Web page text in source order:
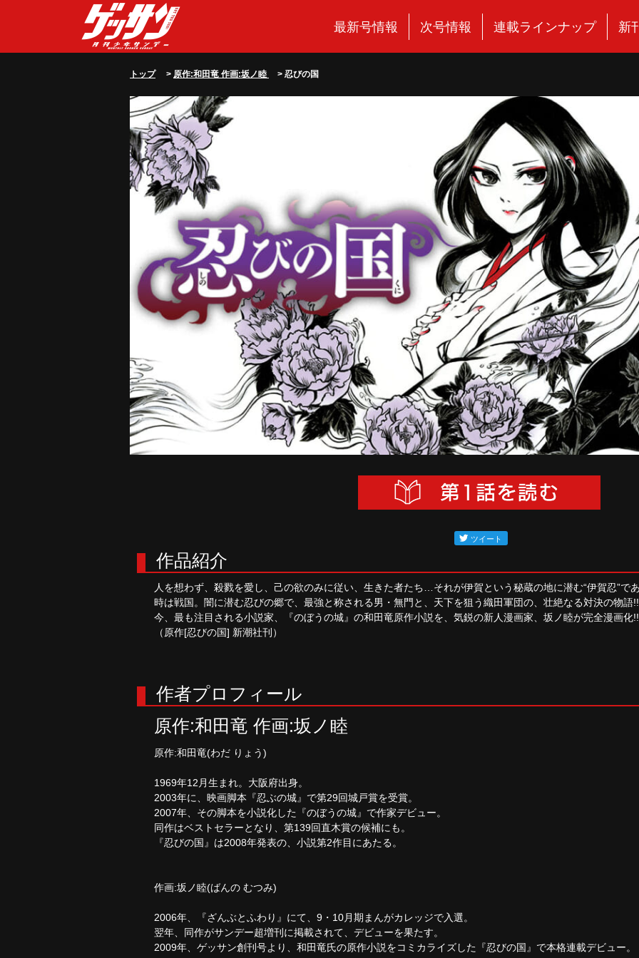
最新号情報 次号情報 連載ラインナップ 新
トップ> 原作:和田竜 作画:坂ノ睦 > 忍びの国
作品紹介
人を想わず、殺戮を愛し、己の欲のみに従い、生きた者たち…それが伊賀という秘蔵の地に潜む“伊賀忍”で
時は戦国。闇に潜む忍びの郷で、最強と称される男・無門と、天下を狙う織田軍団の、壮絶なる対決の物語!!
今、最も注目される小説家、『のぼうの城』の和田竜原作小説を、気鋭の新人漫画家、坂ノ睦が完全漫画化!!
（原作[忍びの国] 新潮社刊）
作者プロフィール
原作:和田竜 作画:坂ノ睦
原作:和田竜(わだ りょう)
1969年12月生まれ。大阪府出身。
2003年に、映画脚本『忍ぶの城』で第29回城戸賞を受賞。
2007年、その脚本を小説化した『のぼうの城』で作家デビュー。
同作はベストセラーとなり、第139回直木賞の候補にも。
『忍びの国』は2008年発表の、小説第2作目にあたる。
作画:坂ノ睦(ばんの むつみ)
2006年、『ざんぶとふわり』にて、9・10月期まんがカレッジで入選。
翌年、同作がサンデー超増刊に掲載されて、デビューを果たす。
2009年、ゲッサン創刊号より、和田竜氏の原作小説をコミカライズした『忍びの国』で本格連載デビュー。